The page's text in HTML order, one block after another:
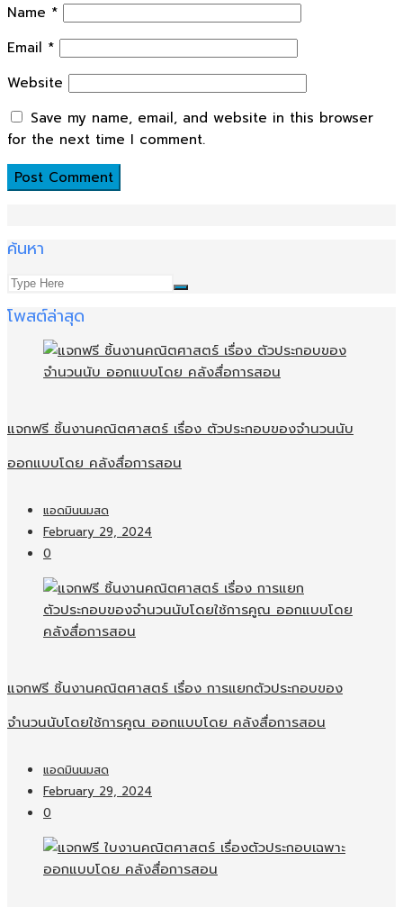
Name *
Email *
Website
Save my name, email, and website in this browser
for the next time I comment.
ค้นหา
โพสต์ล่าสุด
แจกฟรี ชิ้นงานคณิตศาสตร์ เรื่อง ตัวประกอบของจำนวนนับ
ออกแบบโดย คลังสื่อการสอน
แอดมินนมสด
February 29, 2024
0
แจกฟรี ชิ้นงานคณิตศาสตร์ เรื่อง การแยกตัวประกอบของ
จำนวนนับโดยใช้การคูณ ออกแบบโดย คลังสื่อการสอน
แอดมินนมสด
February 29, 2024
0